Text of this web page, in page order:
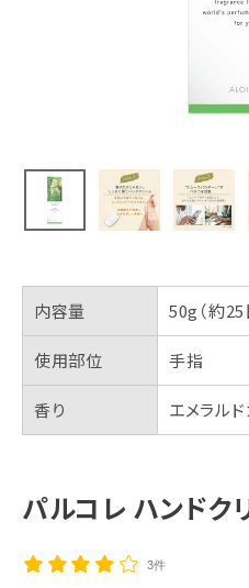
内容量 50g（約25
使用部位 手指
香り エメラル
パルコレ ハンドク
3件